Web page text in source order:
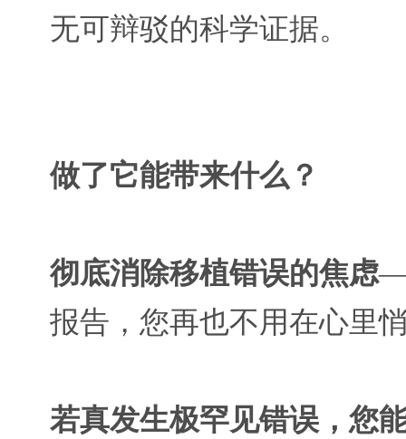
无可辩驳的科学证据。
做了它能带来什么？
彻底消除移植错误的焦虑
报告，您再也不用在心里
若真发生极罕见错误，您